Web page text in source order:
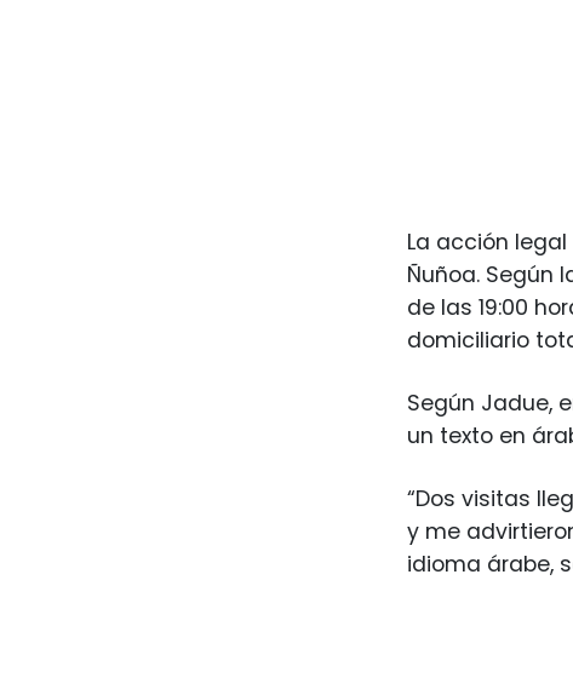
La acción
Ñuñoa. Según
de las 19:00
domiciliario
Según Jadue,
un texto en
“Dos visitas
y me
idioma árabe,